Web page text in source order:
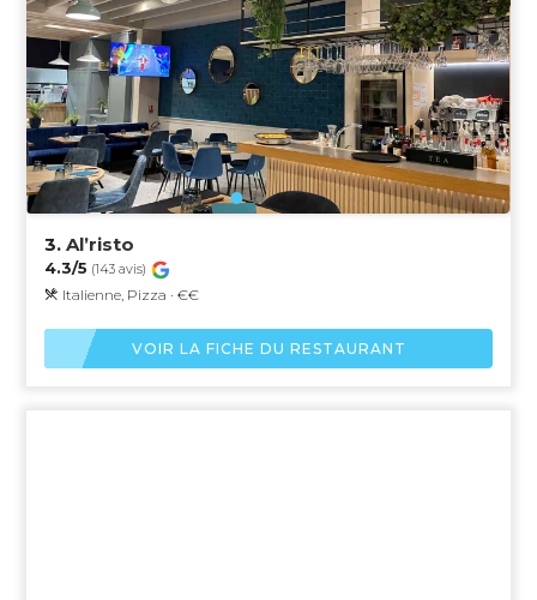
3.Al’risto
4.3/5 (143 avis)
Italienne, Pizza · €€
VOIR LA FICHE DU RESTAURANT